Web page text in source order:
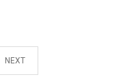
NEXT